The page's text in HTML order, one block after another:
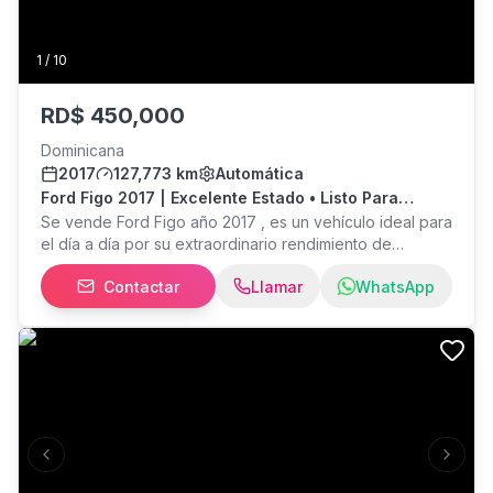
1 / 10
RD$ 450,000
Dominicana
2017
127,773 km
Automática
Ford Figo 2017 | Excelente Estado • Listo Para
Transferir
Se vende Ford Figo año 2017 , es un vehículo ideal para
el día a día por su extraordinario rendimiento de
combustible, comodidad y suavidad al conducir.
Condición: Muy bien cuidado. Documentación: Todo en
orden y listo para el traspaso inmediato. Una opción
totalmente confiable, segura y económica. ¡Escríbeme
Contactar Llamar WhatsApp
Previous slide Next